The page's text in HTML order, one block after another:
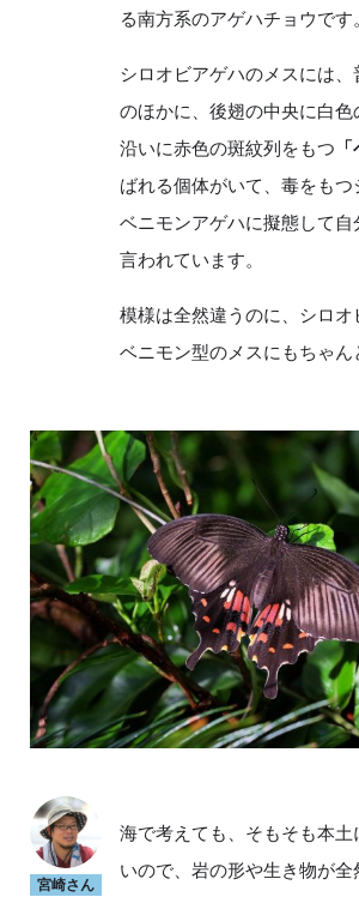
る南方系のアゲハチョウです
シロオビアゲハのメスには
のほかに、後翅の中央に白色
沿いに赤色の斑紋列をもつ
ばれる個体がいて、毒をも
ベニモンアゲハに擬態して自
言われています。
模様は全然違うのに、シロオ
ベニモン型のメスにもちゃん
宮崎さん
海で考えても、そもそも本土
いので、岩の形や生き物が全